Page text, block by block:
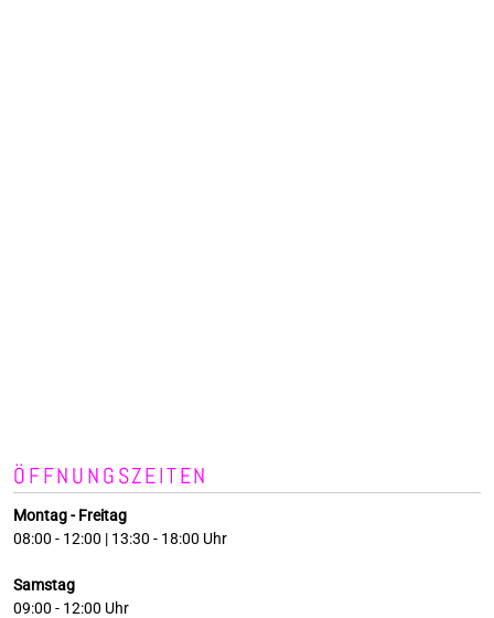
ÖFFNUNGSZEITEN
Montag - Freitag
08:00 - 12:00 | 13:30 - 18:00 Uhr
Samstag
09:00 - 12:00 Uhr